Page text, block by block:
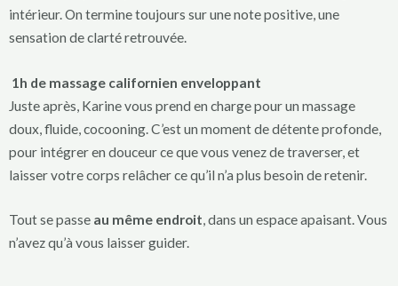
intérieur. On termine toujours sur une note positive, une
sensation de clarté retrouvée.
1h de massage californien enveloppant
Juste après, Karine vous prend en charge pour un massage
doux, fluide, cocooning. C’est un moment de détente profonde,
pour intégrer en douceur ce que vous venez de traverser, et
laisser votre corps relâcher ce qu’il n’a plus besoin de retenir.
Tout se passe au même endroit, dans un espace apaisant. Vous
n’avez qu’à vous laisser guider.